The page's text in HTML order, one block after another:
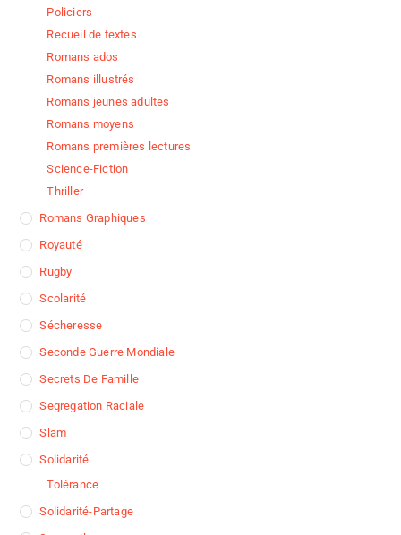
Policiers
Recueil de textes
Romans ados
Romans illustrés
Romans jeunes adultes
Romans moyens
Romans premières lectures
Science-Fiction
Thriller
Romans Graphiques
Royauté
Rugby
Scolarité
Sécheresse
Seconde Guerre Mondiale
Secrets De Famille
Segregation Raciale
Slam
Solidarité
Tolérance
Solidarité-Partage